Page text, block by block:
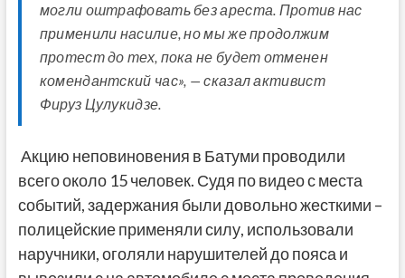
могли оштрафовать без ареста. Против нас
применили насилие, но мы же продолжим
протест до тех, пока не будет отменен
комендантский час», — сказал активист
Фируз Цулукидзе.
Акцию неповиновения в Батуми проводили
всего около 15 человек. Судя по видео с места
событий, задержания были довольно жесткими –
полицейские применяли силу, использовали
наручники, оголяли нарушителей до пояса и